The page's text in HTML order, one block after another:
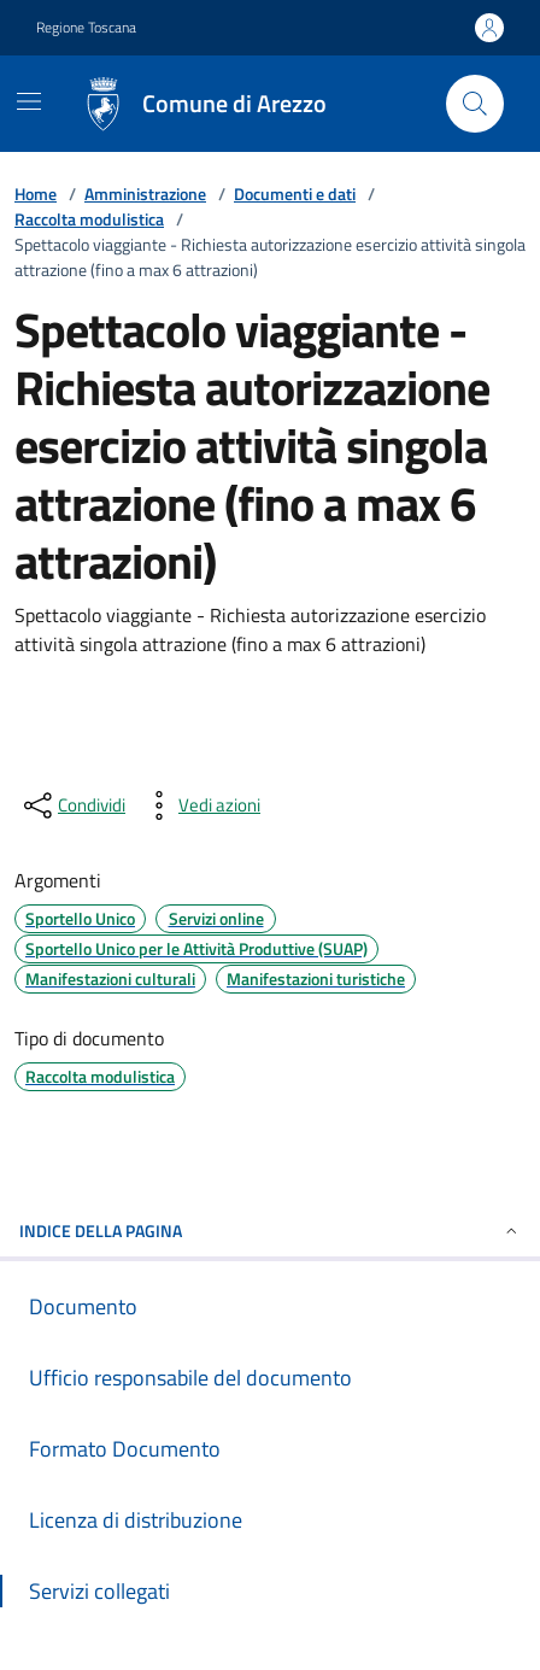
Regione Toscana
Comune di Arezzo
Home / Amministrazione / Documenti e dati /
Raccolta modulistica /
Spettacolo viaggiante - Richiesta autorizzazione esercizio attività singola
attrazione (fino a max 6 attrazioni)
Spettacolo viaggiante -
Richiesta autorizzazione
esercizio attività singola
attrazione (fino a max 6
attrazioni)
Spettacolo viaggiante - Richiesta autorizzazione esercizio
attività singola attrazione (fino a max 6 attrazioni)
Condividi Vedi azioni
Argomenti
Sportello Unico
Servizi online
Sportello Unico per le Attività Produttive (SUAP)
Manifestazioni culturali
Manifestazioni turistiche
Tipo di documento
Raccolta modulistica
INDICE DELLA PAGINA
Documento
Ufficio responsabile del documento
Formato Documento
Licenza di distribuzione
Servizi collegati